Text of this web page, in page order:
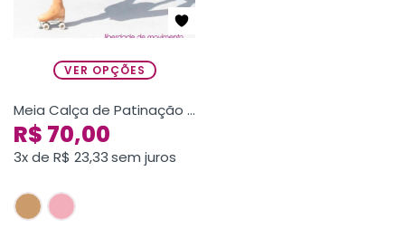
VER OPÇÕES
Meia Calça de Patinação Adulto
R$ 70,00
3x de R$ 23,33sem juros